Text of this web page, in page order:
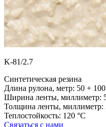
K-81/2.7
Синтетическая резина
Длина рулона, метр: 50 +
Ширина ленты, миллиметр:
Толщина ленты, миллиметр:
Теплостойкость: 120 °C
Связаться с нами